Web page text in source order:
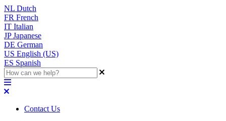
NL Dutch
FR French
IT Italian
JP Japanese
DE German
US English (US)
ES Spanish
Contact Us